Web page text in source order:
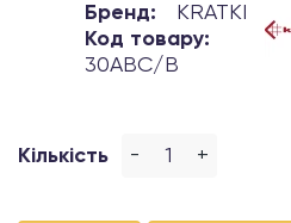
Бренд:
KRATKI
Код товару:
30ABC/B
Кількість - +